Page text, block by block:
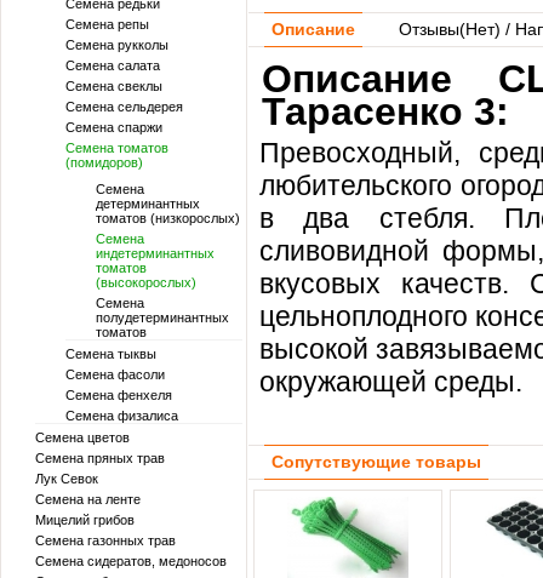
Семена редьки
Семена репы
Семена рукколы
Семена салата
Семена свеклы
Семена сельдерея
Семена спаржи
Семена томатов
(помидоров)
Семена
детерминантных
томатов (низкорослых)
Семена
индетерминантных
томатов
(высокорослых)
Семена
полудетерминантных
томатов
Семена тыквы
Семена фасоли
Семена фенхеля
Семена физалиса
Семена цветов
Семена пряных трав
Лук Севок
Семена на ленте
Мицелий грибов
Семена газонных трав
Семена сидератов, медоносов
Описание Отзывы(Нет) /
Описание
Тарасенко 3:
Превосходный,
любительского
в два стебля.
сливовидной
вкусовых качеств.
цельноплодного
высокой
окружающей среды.
Сопутствующие товары